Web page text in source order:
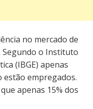
no mercado de
Segundo o Instituto
(IBGE) apenas
estão empregados.
apenas 15% dos